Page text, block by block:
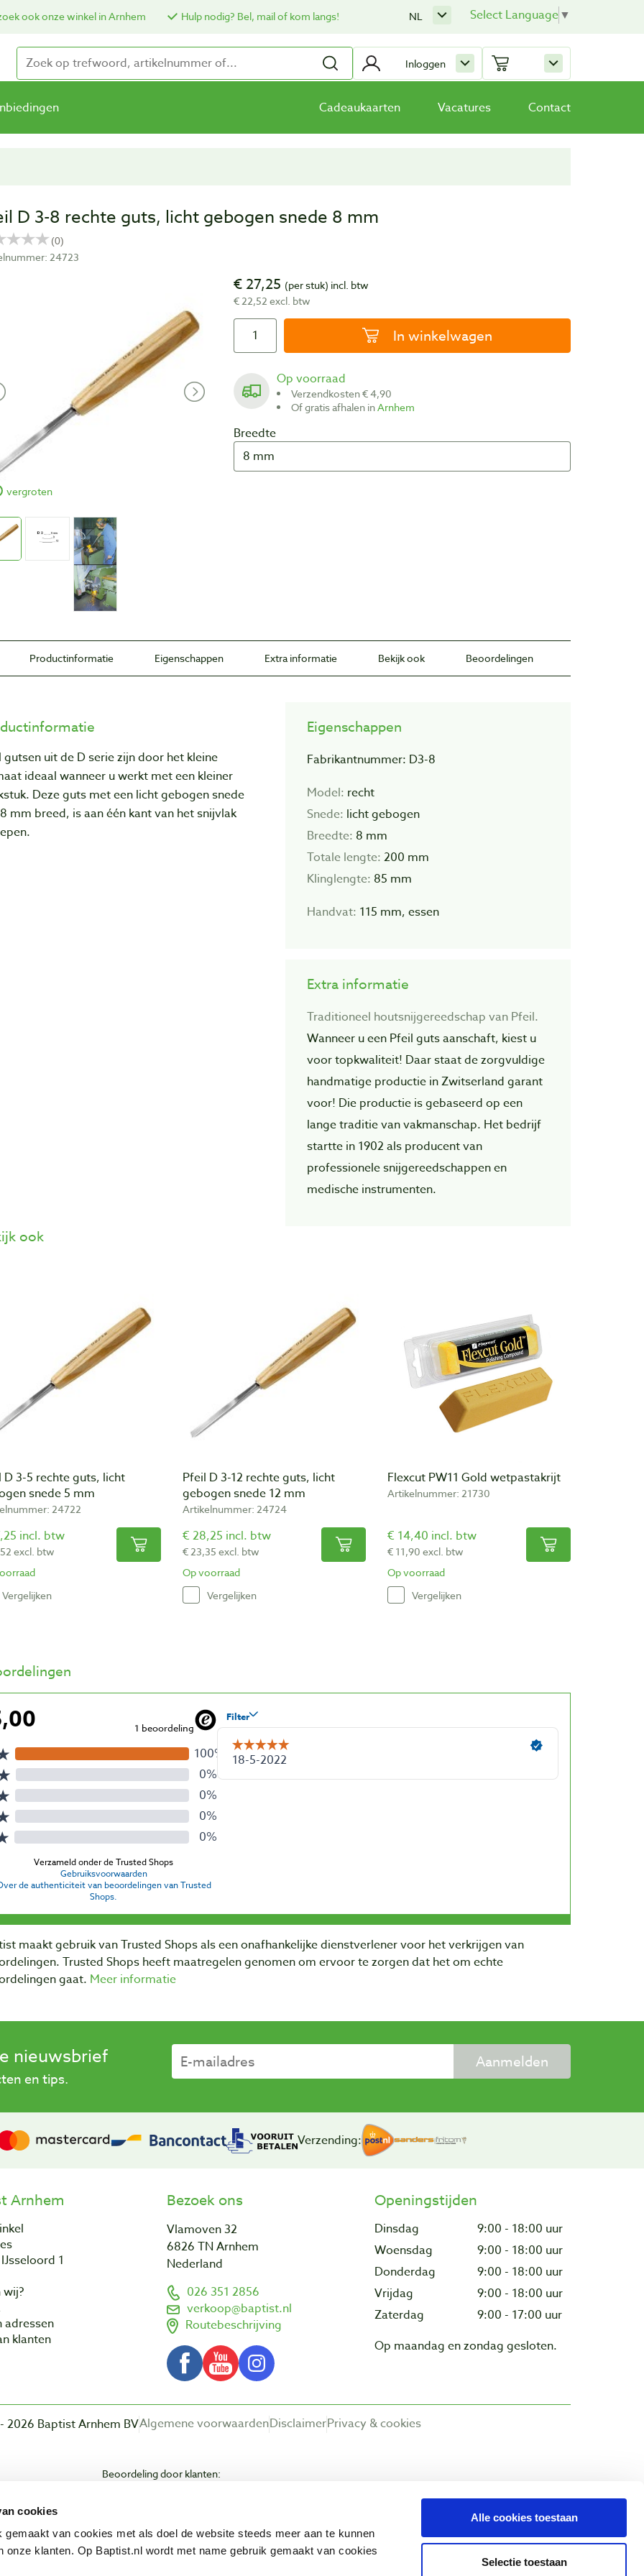
cookies
gemaakt van cookies met als doel de website steeds meer aan te kunnen
onze klanten. Op Baptist.nl wordt met name gebruik gemaakt van cookies
Alle cookies toestaan
Selectie toestaan
ook onze winkel in Arnhem Hulp nodig? Bel, mail of kom langs! Select Language▼
NL
Inloggen
Cadeaukaarten Vacatures Contact
D 3-8 rechte guts, licht gebogen snede 8 mm
24723
vergroten
€ 27,25 (per stuk) incl. btw
€ 22,52 excl. btw
In winkelwagen
Op voorraad
Verzendkosten € 4,90
Of gratis afhalen inArnhem
Breedte
Productinformatie Eigenschappen Extra informatie Bekijk ook Beoordelingen
gutsen uit de D serie zijn door het kleine
ideaal wanneer u werkt met een kleiner
Deze guts met een licht gebogen snede
mm breed, is aan één kant van het snijvlak
Eigenschappen
Fabrikantnummer: D3-8
Model: recht
Snede: licht gebogen
Breedte: 8 mm
Totale lengte: 200 mm
Klinglengte: 85 mm
Handvat: 115 mm, essen
Extra informatie
Traditioneel houtsnijgereedschap van Pfeil.
Wanneer u een Pfeil guts aanschaft, kiest u
voor topkwaliteit! Daar staat de zorgvuIdige
handmatige productie in Zwitserland garant
voor! Die productie is gebaseerd op een
lange traditie van vakmanschap. Het bedrijf
startte in 1902 als producent van
professionele snijgereedschappen en
medische instrumenten.
ook
D 3-5 rechte guts, licht
snede 5 mm
24722
incl. btw
excl. btw
Vergelijken
Pfeil D 3-12 rechte guts, licht
gebogen snede 12 mm
Artikelnummer: 24724
€ 28,25 incl. btw
€ 23,35 excl. btw
Op voorraad
Vergelijken
Flexcut PW11 Gold wetpastakrijt
Artikelnummer: 21730
€ 14,40 incl. btw
€ 11,90 excl. btw
Op voorraad
Vergelijken
maakt gebruik van Trusted Shops als een onafhankelijke dienstverlener voor het verkrijgen van
Trusted Shops heeft maatregelen genomen om ervoor te zorgen dat het om echte
gaat. Meer informatie
nieuwsbrief
en tips.
Aanmelden
Verzending:
Arnhem
1
wij?
adressen
klanten
Bezoek ons
Vlamoven 32
6826 TN Arnhem
Nederland
026 351 2856
verkoop@baptist.nl
Routebeschrijving
Openingstijden
Dinsdag
9:00 - 18:00 uur
Woensdag
9:00 - 18:00 uur
Donderdag
9:00 - 18:00 uur
Vrijdag
9:00 - 18:00 uur
Zaterdag
9:00 - 17:00 uur
Op maandag en zondag gesloten.
Algemene voorwaardenDisclaimerPrivacy & cookies
Baptist Arnhem BV
Beoordeling door klanten: